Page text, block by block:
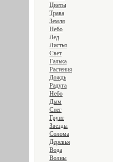
Цветы
Трава
Земля
Небо
Лед
Листья
Свет
Галька
Растения
Дождь
Радуга
Небо
Дым
Снег
Грунт
Звезды
Солома
Деревья
Вода
Волны